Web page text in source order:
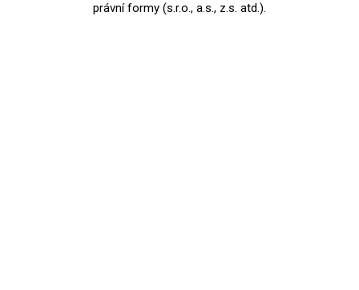
právní formy (s.r.o., a.s., z.s. atd.).